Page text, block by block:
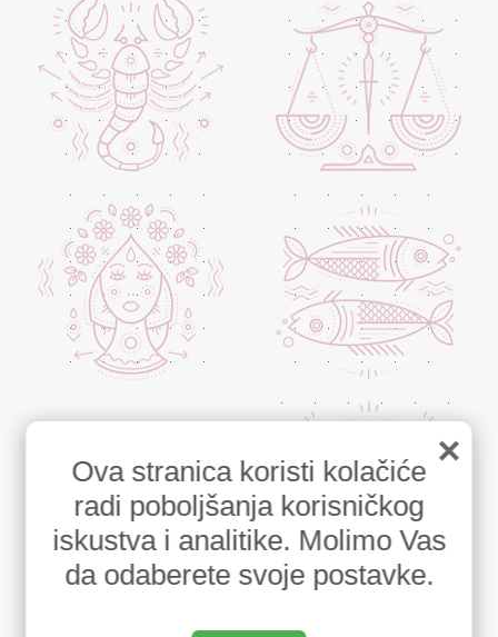
×
Ova stranica koristi kolačiće
radi poboljšanja korisničkog
iskustva i analitike. Molimo Vas
da odaberete svoje postavke.